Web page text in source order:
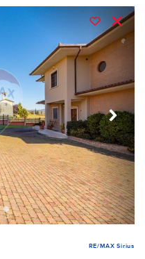
RE/MAX Sirius